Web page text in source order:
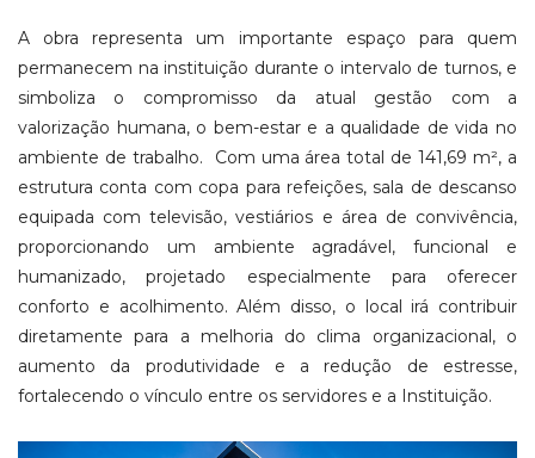
A obra representa um importante espaço para quem
permanecem na instituição durante o intervalo de turnos, e
simboliza o compromisso da atual gestão com a
valorização humana, o bem-estar e a qualidade de vida no
ambiente de trabalho. Com uma área total de 141,69 m², a
estrutura conta com copa para refeições, sala de descanso
equipada com televisão, vestiários e área de convivência,
proporcionando um ambiente agradável, funcional e
humanizado, projetado especialmente para oferecer
conforto e acolhimento. Além disso, o local irá contribuir
diretamente para a melhoria do clima organizacional, o
aumento da produtividade e a redução de estresse,
fortalecendo o vínculo entre os servidores e a Instituição.